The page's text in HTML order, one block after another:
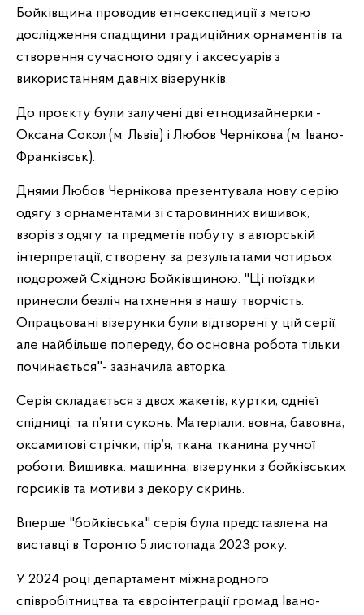
Бойківщина проводив етноекспедиції з метою
дослідження спадщини традиційних орнаментів та
створення сучасного одягу і аксесуарів з
використанням давніх візерунків.
До проєкту були залучені дві етнодизайнерки -
Оксана Сокол (м. Львів) і Любов Чернікова (м. Івано-
Франківськ).
Днями Любов Чернікова презентувала нову серію
одягу з орнаментами зі старовинних вишивок,
взорів з одягу та предметів побуту в авторській
інтерпретації, створену за результатами чотирьох
подорожей Східною Бойківщиною. "Ці поїздки
принесли безліч натхнення в нашу творчість.
Опрацьовані візерунки були відтворені у цій серії,
але найбільше попереду, бо основна робота тільки
починається"- зазначила авторка.
Серія складається з двох жакетів, куртки, однієї
спідниці, та п’яти суконь. Матеріали: вовна, бавовна,
оксамитові стрічки, пір’я, ткана тканина ручної
роботи. Вишивка: машинна, візерунки з бойківських
горсиків та мотиви з декору скринь.
Вперше "бойківська" серія була представлена на
виставці в Торонто 5 листопада 2023 року.
У 2024 році департамент міжнародного
співробітництва та євроінтеграції громад Івано-